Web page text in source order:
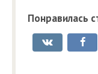
Понравилась